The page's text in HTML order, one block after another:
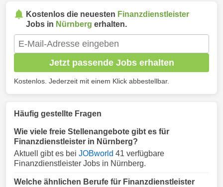
Kostenlos die neuesten Finanzdienstleister
Jobs in Nürnberg erhalten.
Jetzt passende Jobs erhalten
Kostenlos. Jederzeit mit einem Klick abbestellbar.
Häufig gestellte Fragen
Wie viele freie Stellenangebote gibt es für
Finanzdienstleister in Nürnberg?
Aktuell gibt es bei JOBworld 41 verfügbare
Finanzdienstleister Jobs in Nürnberg.
Welche ähnlichen Berufe für Finanzdienstleister